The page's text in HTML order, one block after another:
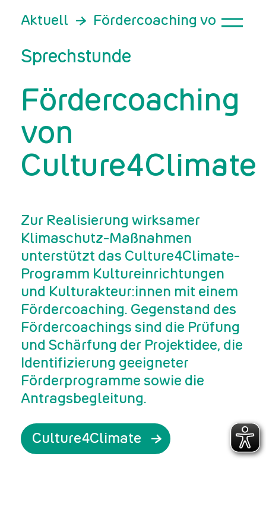
Aktuell Fördercoaching von
Sprechstunde
Fördercoaching
von
Culture4Climate
Zur Realisierung wirksamer
Klimaschutz-Maßnahmen
unterstützt das Culture4Climate-
Programm Kultureinrichtungen
und Kulturakteur:innen mit einem
Fördercoaching. Gegenstand des
Fördercoachings sind die Prüfung
und Schärfung der Projektidee, die
Identifizierung geeigneter
Förderprogramme sowie die
Antragsbegleitung.
Culture4Climate